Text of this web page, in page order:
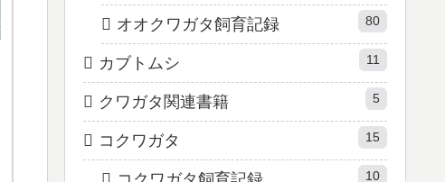
オオクワガタ飼育記録 80
カブトムシ 11
クワガタ関連書籍 5
コクワガタ 15
10